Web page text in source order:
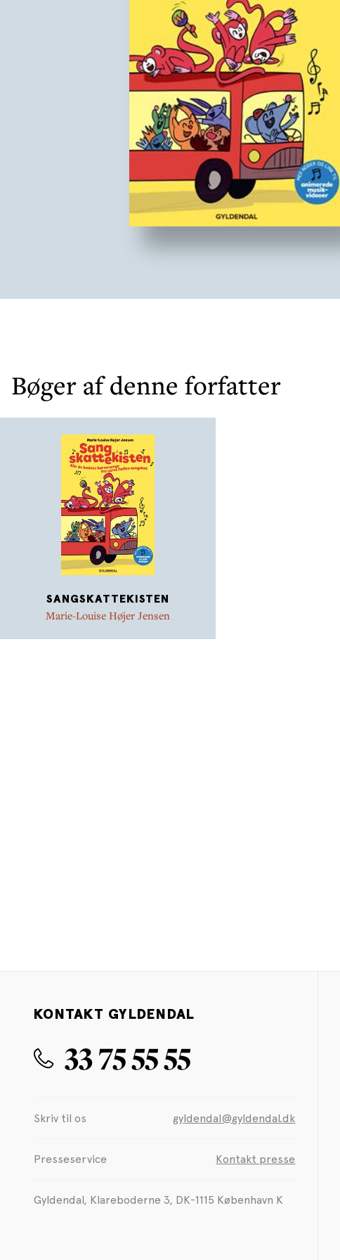
Bøger af denne forfatter
SANGSKATTEKISTEN
Marie-Louise Højer Jensen
KONTAKT GYLDENDAL
33 75 55 55
Skriv til os gyldendal@gyldendal.dk
Presseservice Kontakt presse
Gyldendal, Klareboderne 3, DK-1115 København K